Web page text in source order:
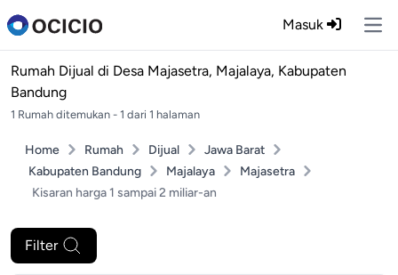
Masuk
Rumah Dijual di Desa Majasetra, Majalaya, Kabupaten
Bandung
1 Rumah ditemukan - 1 dari 1 halaman
Home Rumah Dijual
Jawa Barat
Kabupaten Bandung
Majalaya
Majasetra
Kisaran harga 1 sampai 2 miliar-an
Filter